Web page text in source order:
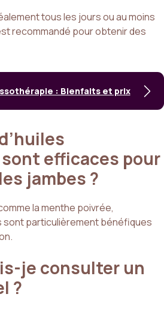
tous les jours ou au moins
recommandé pour obtenir des
: Bienfaits et prix
efficaces pour
jambes ?
la menthe poivrée,
sont particulièrement bénéfiques
je consulter un
?